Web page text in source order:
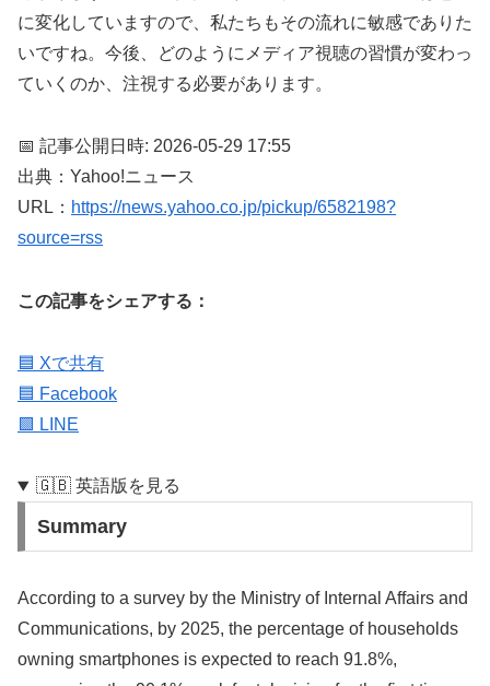
に変化していますので、私たちもその流れに敏感でありた
いですね。今後、どのようにメディア視聴の習慣が変わっ
ていくのか、注視する必要があります。
📅 記事公開日時: 2026-05-29 17:55
出典：Yahoo!ニュース
URL： https://news.yahoo.co.jp/pickup/6582198?
source=rss
この記事をシェアする：
🟦 Xで共有
🟦 Facebook
🟩 LINE
🇬🇧 英語版を見る
Summary
According to a survey by the Ministry of Internal Affairs and
Communications, by 2025, the percentage of households
owning smartphones is expected to reach 91.8%,